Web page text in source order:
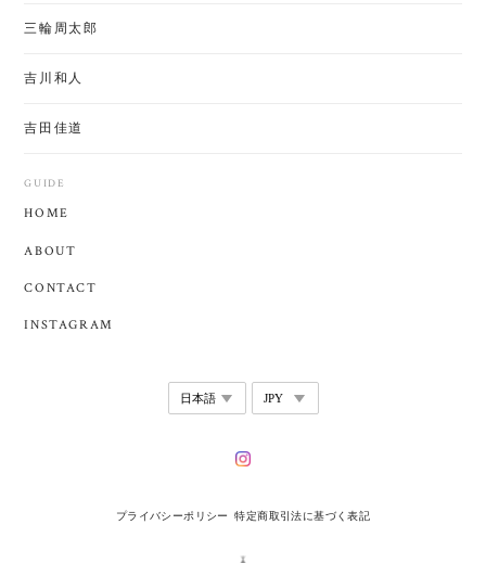
三輪周太郎
吉川和人
吉田佳道
GUIDE
HOME
ABOUT
CONTACT
INSTAGRAM
プライバシーポリシー 特定商取引法に基づく表記